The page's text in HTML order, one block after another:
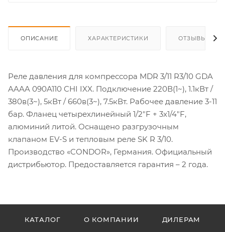
ОПИСАНИЕ ХАРАКТЕРИСТИКИ ОТЗЫВЫ
Реле давления для компрессора MDR 3/11 R3/10 GDA
AAAA 090A110 CHI IXX. Подключение 220В(1~), 1.1кВт /
380в(3~), 5кВт / 660в(3~), 7.5кВт. Рабочее давление 3-11
бар. Фланец четырехлинейный 1/2"F + 3x1/4"F,
алюминий литой. Оснащено разгрузочным
клапаном EV-S и тепловым реле SK R 3/10.
Производство «CONDOR», Германия. Официальный
дистрибьютор. Предоставляется гарантия – 2 года.
КАТАЛОГ О КОМПАНИИ ДИЛЕРАМ